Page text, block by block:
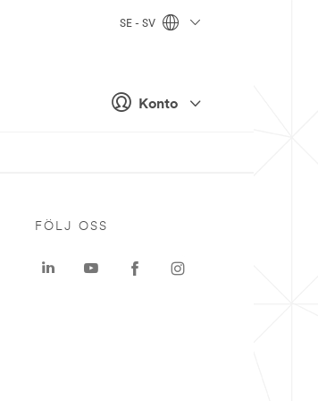
Konto
SE - SV
FÖLJ OSS